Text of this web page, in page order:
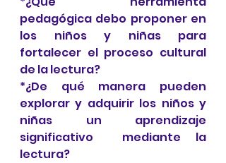
pedagógica debo proponer en
los niños y niñas para
fortalecer el proceso cultural
de la lectura?
*¿De qué manera pueden
explorar y adquirir los niños y
niñas un aprendizaje
significativo  mediante la
lectura?